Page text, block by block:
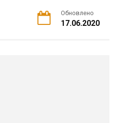
Обновлено
17.06.2020